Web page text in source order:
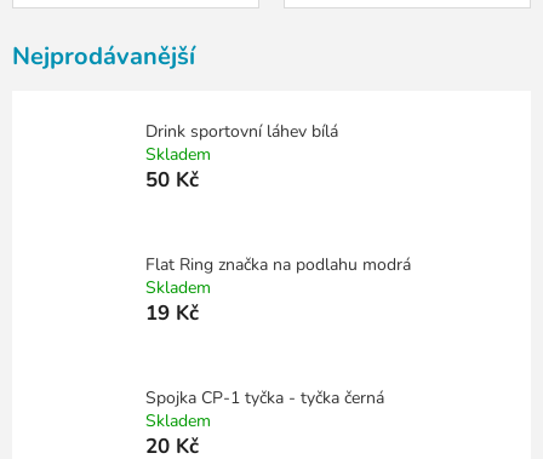
Nejprodávanější
Drink sportovní láhev bílá
Skladem
50 Kč
Flat Ring značka na podlahu modrá
Skladem
19 Kč
Spojka CP-1 tyčka - tyčka černá
Skladem
20 Kč